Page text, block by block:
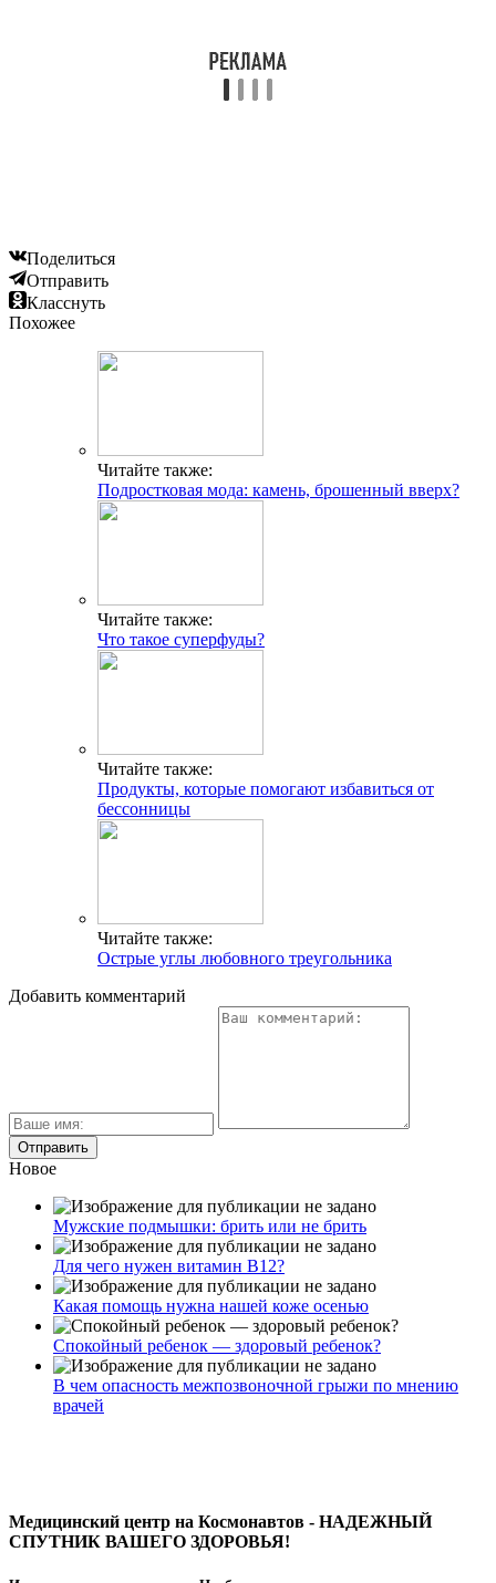
Поделиться
Отправить
Класснуть
Похожее
Читайте также:
Подростковая мода: камень, брошенный вверх?
Читайте также:
Что такое суперфуды?
Читайте также:
Продукты, которые помогают избавиться от
бессонницы
Читайте также:
Острые углы любовного треугольника
Добавить комментарий
Новое
Мужские подмышки: брить или не брить
Для чего нужен витамин В12?
Какая помощь нужна нашей коже осенью
Спокойный ребенок — здоровый ребенок?
В чем опасность межпозвоночной грыжи по мнению
врачей
Медицинский центр на Космонавтов - НАДЕЖНЫЙ
СПУТНИК ВАШЕГО ЗДОРОВЬЯ!